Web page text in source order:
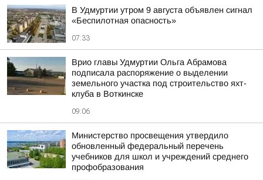
В Удмуртии утром 9 августа объявлен сигнал
«Беспилотная опасность»
07:33
Врио главы Удмуртии Ольга Абрамова
подписала распоряжение о выделении
земельного участка под строительство яхт-
клуба в Воткинске
09:06
Министерство просвещения утвердило
обновленный федеральный перечень
учебников для школ и учреждений среднего
профобразования